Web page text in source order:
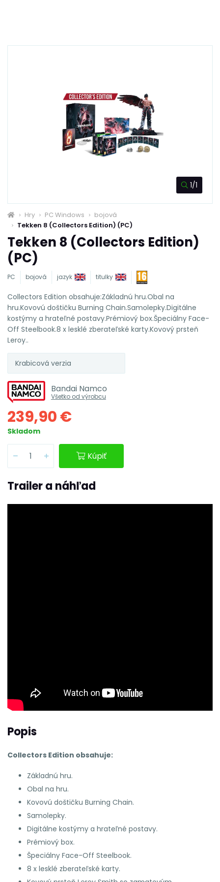
1/1
Hry PC Windows
bojová
Tekken 8 (Collectors Edition) (PC)
Tekken 8 (Collectors Edition)
(PC)
PC bojová jazyk titulky
Collectors Edition obsahuje:Základnú hru.Obal na
hru.Kovovú doštičku Burning Chain.Samolepky.Digitálne
kostýmy a hrateľné postavy.Prémiový box.Špeciálny Face-
Off Steelbook.8 x lesklé zberateľské karty.Kovový prsteň
Leroy..
Krabicová verzia
Bandai Namco
Všetko od výrobcu
239,90 €
Skladom
Kúpiť
Trailer a náhľad
Popis
Collectors Edition obsahuje:
Základnú hru.
Obal na hru.
Kovovú doštičku Burning Chain.
Samolepky.
Digitálne kostýmy a hrateľné postavy.
Prémiový box.
Špeciálny Face-Off Steelbook.
8 x lesklé zberateľské karty.